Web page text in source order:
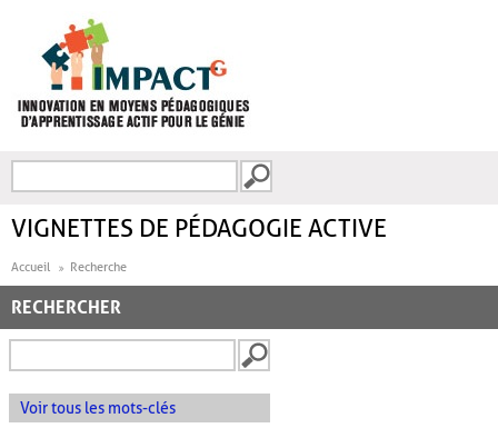
FORMULAIRE DE
VIGNETTES DE PÉDAGOGIE ACTIVE
Accueil Recherche
RECHERCHER
Voir tous les mots-clés